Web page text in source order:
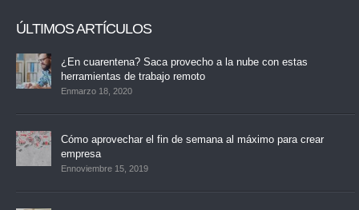
ÚLTIMOS ARTÍCULOS
¿En cuarentena? Saca provecho a la nube con estas
herramientas de trabajo remoto
Enmarzo 18, 2020
Cómo aprovechar el fin de semana al máximo para crear
empresa
Ennoviembre 15, 2019